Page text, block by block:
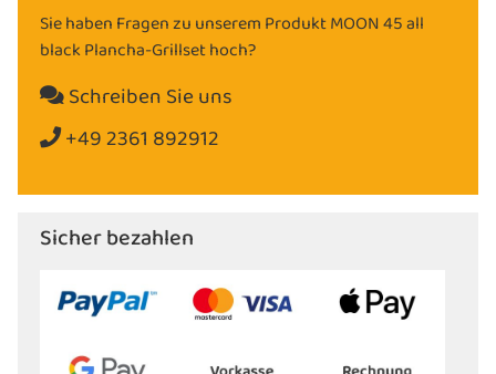
Sie haben Fragen zu unserem Produkt MOON 45 all
black Plancha-Grillset hoch?
Schreiben Sie uns
+49 2361 892912
Sicher bezahlen